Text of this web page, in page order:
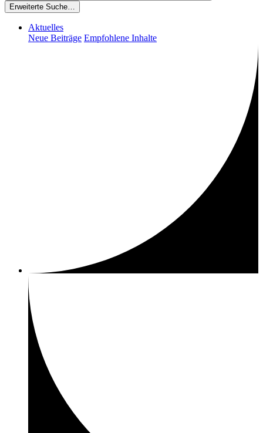
Erweiterte Suche…
Aktuelles
Neue Beiträge Empfohlene Inhalte